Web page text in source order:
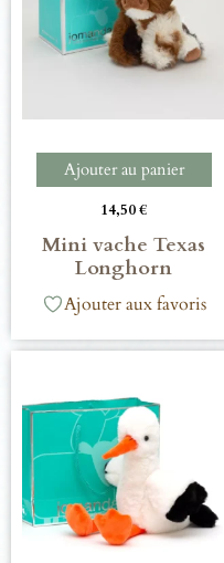
Ajouter au panier
14,50€
Mini vache Texas
Longhorn
Ajouter aux favoris